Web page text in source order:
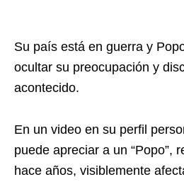
Su país está en guerra y
ocultar su preocupación y
acontecido.
En un video en su perfil
puede apreciar a un “Popo”,
hace años, visiblemente